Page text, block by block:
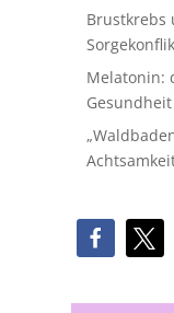
Brustkrebs
Melatonin:
Gesundheit